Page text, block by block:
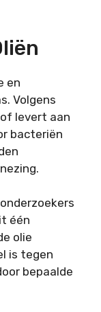
en
Volgens
levert aan
bacteriën
één
olie
is tegen
bepaalde